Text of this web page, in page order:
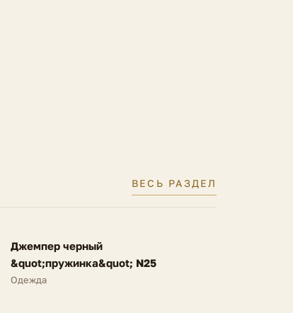
ВЕСЬ РАЗДЕЛ
NEW
FV
Джемпер черный
&quot;пружинка&quot; N25
Одежда